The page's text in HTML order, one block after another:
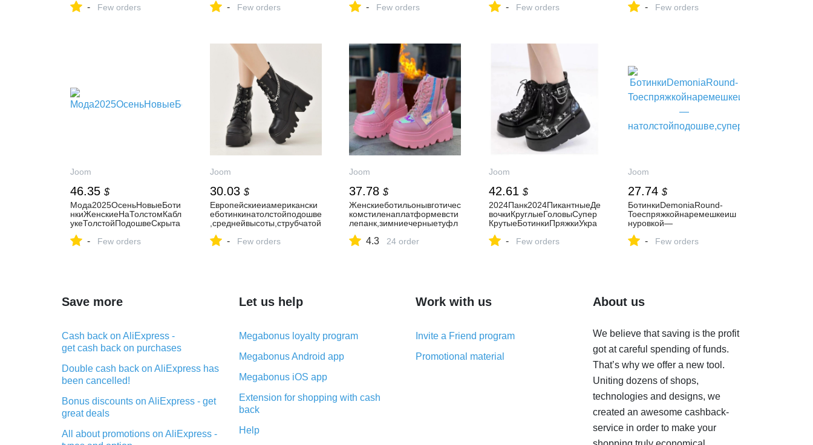
мние,женские,нескользящи
- Few orders
едисремешкомнапряжке,М
- Few orders
зима2020года
- Few orders
зимниетуфлинатанкетке,бо
- Few orders
иеБотинкиБоевыеБотинки
- Few orders
Joom
46.35 $
Мода2025ОсеньНовыеБоти
нкиЖенскиеНаТолстомКабл
укеТолстойПодошвеСкрыта
еБотинкиПлатформаБоевы
- Few orders
Joom
30.03 $
Европейскиеиамерикански
еботинкинатолстойподошве
,среднейвысоты,струбчатой
отоциклетнаяцепь,рыцарск
- Few orders
Joom
37.78 $
Женскиеботильонывготичес
комстиленаплатформевсти
лепанк,зимниечерныетуфл
as,пикантнаяженскаяобувь
4.3 24 order
Joom
42.61 $
2024Панк2024ПикантныеДе
вочкиКруглыеГоловыСупер
КрутыеБотинкиПряжкиУкра
тныеКороткиеБотинкиДляЖ
- Few orders
Joom
27.74 $
БотинкиDemoniaRound-
Toeспряжкойнаремешкеиш
нуровкой—
утые,встиленочногорыцаря
- Few orders
Save more
Cash back on AliExpress -
get cash back on purchases
Double cash back on AliExpress has
been cancelled!
Bonus discounts on AliExpress - get
great deals
All about promotions on AliExpress -
Let us help
Megabonus loyalty program
Megabonus Android app
Megabonus iOS app
Extension for shopping with cash
back
Help
Work with us
Invite a Friend program
Promotional material
About us
We believe that saving is the profit
got at careful spending of funds.
That’s why we offer a new tool.
Uniting dozens of shops,
technologies and designs, we
created an awesome cashback-
service in order to make your